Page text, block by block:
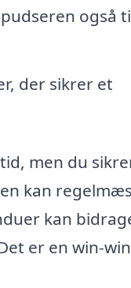
også
der sikrer et
men du
kan
kan
er en win-